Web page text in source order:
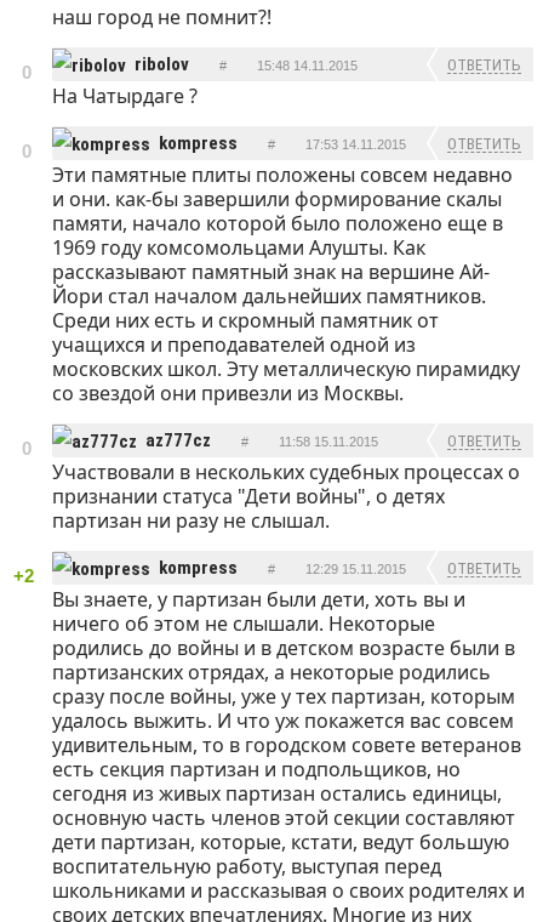
наш город не помнит?!
0 ribolov # 15:48 14.11.2015 ОТВЕТИТЬ
На Чатырдаге ?
0 kompress # 17:53 14.11.2015 ОТВЕТИТЬ
Эти памятные плиты положены совсем недавно
и они. как-бы завершили формирование скалы
памяти, начало которой было положено еще в
1969 году комсомольцами Алушты. Как
рассказывают памятный знак на вершине Ай-
Йори стал началом дальнейших памятников.
Среди них есть и скромный памятник от
учащихся и преподавателей одной из
московских школ. Эту металлическую пирамидку
со звездой они привезли из Москвы.
0 az777cz # 11:58 15.11.2015 ОТВЕТИТЬ
Участвовали в нескольких судебных процессах о
признании статуса "Дети войны", о детях
партизан ни разу не слышал.
+2 kompress # 12:29 15.11.2015 ОТВЕТИТЬ
Вы знаете, у партизан были дети, хоть вы и
ничего об этом не слышали. Некоторые
родились до войны и в детском возрасте были в
партизанских отрядах, а некоторые родились
сразу после войны, уже у тех партизан, которым
удалось выжить. И что уж покажется вас совсем
удивительным, то в городском совете ветеранов
есть секция партизан и подпольщиков, но
сегодня из живых партизан остались единицы,
основную часть членов этой секции составляют
дети партизан, которые, кстати, ведут большую
воспитательную работу, выступая перед
школьниками и рассказывая о своих родителях и
своих детских впечатлениях. Многие из них